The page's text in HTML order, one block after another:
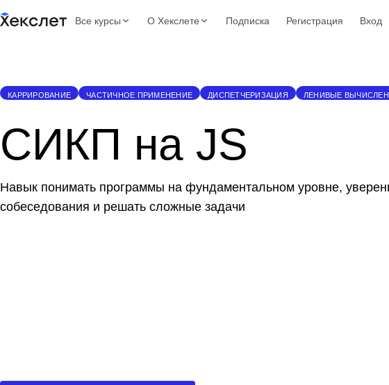
Все курсы О Хекслете Подписка Регистрация Вход
КАРРИРОВАНИЕ ЧАСТИЧНОЕ ПРИМЕНЕНИЕ ДИСПЕТЧЕРИЗАЦИЯ ЛЕНИВЫЕ
СИКП на JS
Навык понимать программы на фундаментальном уровне,
собеседования и решать сложные задачи